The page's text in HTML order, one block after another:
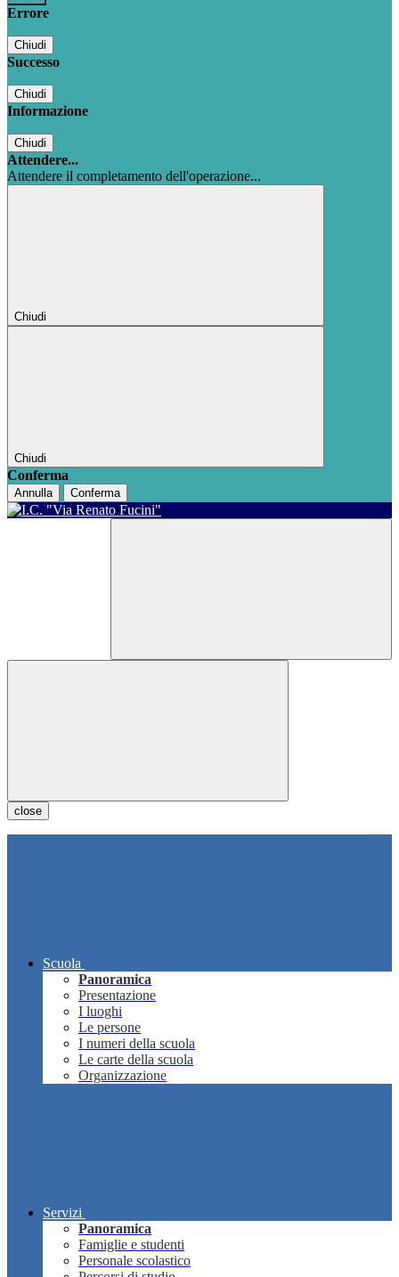
Errore
Chiudi
Successo
Chiudi
Informazione
Chiudi
Attendere...
Attendere il completamento dell'operazione...
Chiudi
Chiudi
Conferma
Annulla Conferma
close
Scuola
Panoramica
Presentazione
I luoghi
Le persone
I numeri della scuola
Le carte della scuola
Organizzazione
Servizi
Panoramica
Famiglie e studenti
Personale scolastico